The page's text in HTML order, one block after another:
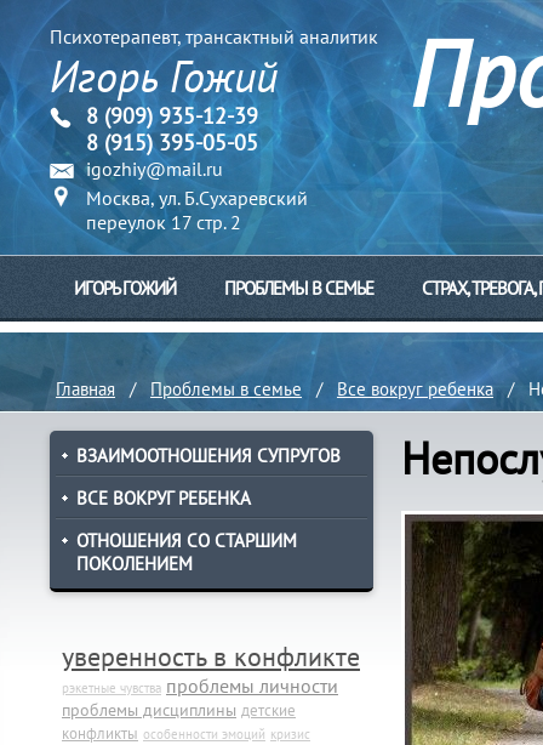
Психотерапевт, трансактный аналитик
Игорь Гожий
8 (909)935-12-39
8 (915)395-05-05
igozhiy@mail.ru
Москва,ул. Б.Сухаревский
переулок 17 стр. 2
ИГОРЬ ГОЖИЙ ПРОБЛЕМЫ В СЕМЬЕ СТРАХ,
Главная / Проблемы в семье / Все вокруг ребенка/
ВЗАИМООТНОШЕНИЯ СУПРУГОВ
ВСЕ ВОКРУГ РЕБЕНКА
ОТНОШЕНИЯ СО СТАРШИМ
ПОКОЛЕНИЕМ
уверенность в конфликте
рэкетные чувства проблемы личности
проблемы дисциплины детские
конфликты особенности эмоций кризис